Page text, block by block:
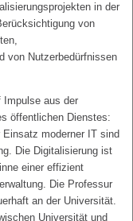
in der
von
von Nutzerbedürfnissen
Impulse aus der
öffentlichen Dienstes:
moderner IT sind
Die Digitalisierung ist
einer effizient
Die Professur
an der Universität.
Universität und